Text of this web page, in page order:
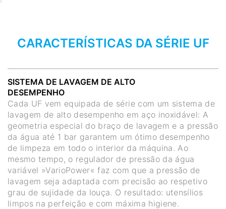
CARACTERÍSTICAS DA SÉRIE UF
SISTEMA DE LAVAGEM DE ALTO
DESEMPENHO
Cada UF vem equipada de série com um sistema de
lavagem de alto desempenho em aço inoxidável: A
geometria especial do braço de lavagem e a pressão
da água até 1 bar garantem um ótimo desempenho
de limpeza em todo o interior da máquina. Ao
mesmo tempo, o regulador de pressão da água
variável »VarioPower« faz com que a pressão de
lavagem seja adaptada com precisão ao respetivo
grau de sujidade da louça. O resultado: utensílios
limpos na perfeição e com máxima higiene.